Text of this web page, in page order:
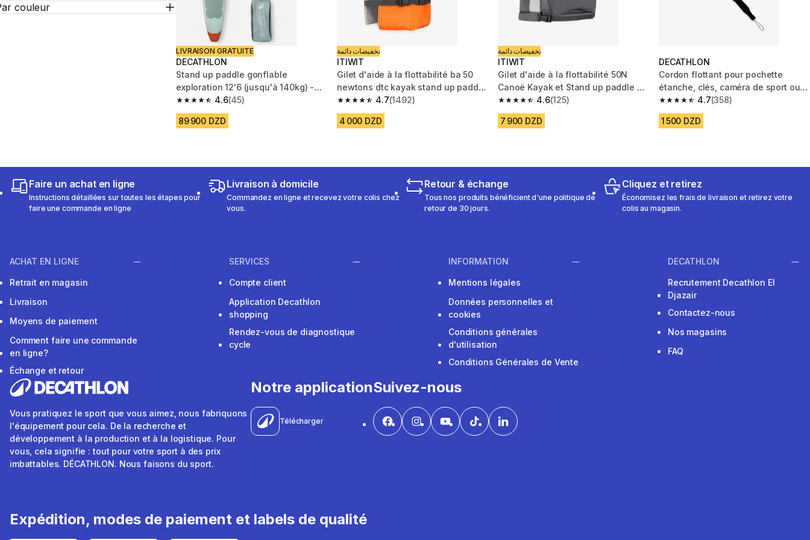
couleur
LIVRAISON GRATUITE
DECATHLON
Stand up paddle gonflable
exploration 12'6 (jusqu'à 140kg) -
500 Vert 4.6
4.6 out of 5 stars from 45 reviews
(45)
89 900 DZD
تخفيضات دائمة
ITIWIT
Gilet d'aide à la flottabilité ba 50
newtons dtc kayak stand up paddle
dériveur 4.7
4.7 out of 5 stars from 1492 reviews
(1492)
4 000 DZD
تخفيضات دائمة
ITIWIT
Gilet d'aide à la flottabilité 50N
Canoë Kayak et Stand up paddle à
poches
4.6
4.6 out of 5 stars from 125 reviews
(125)
7 900 DZD
DECATHLON
Cordon flottant pour pochette
étanche, clés, caméra de sport ou
téléphone .4.7
4.7 out of 5 stars from 358 reviews
(358)
1 500 DZD
Faire un achat en ligne
Instructions détaillées sur toutes les étapes pour
faire une commande en ligne
Livraison à domicile
Commandez en ligne et recevez votre colis chez
vous.
Retour & échange
Tous nos produits bénéficient d'une politique de
retour de 30 jours.
Cliquez et retirez
Économisez les frais de livraison et retirez votre
colis au magasin.
ACHAT EN LIGNE
Retrait en magasin
Livraison
Moyens de paiement
Comment faire une commande
en ligne?
Échange et retour
SERVICES
Compte client
Application Decathlon
shopping
Rendez-vous de diagnostique
cycle
INFORMATION
Mentions légales
Données personnelles et
cookies
Conditions générales
d'utilisation
Conditions Générales de Vente
DECATHLON
Recrutement Decathlon El
Djazair
Contactez-nous
Nos magasins
FAQ
Vous pratiquez le sport que vous aimez, nous fabriquons
l'équipement pour cela. De la recherche et
développement à la production et à la logistique. Pour
vous, cela signifie : tout pour votre sport à des prix
imbattables. DÉCATHLON. Nous faisons du sport.
Notre application
Télécharger
Suivez-nous
Expédition, modes de paiement et labels de qualité